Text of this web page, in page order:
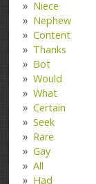
Niece
Nephew
Content
Thanks
Bot
Would
What
Certain
Seek
Rare
Gay
All
Had